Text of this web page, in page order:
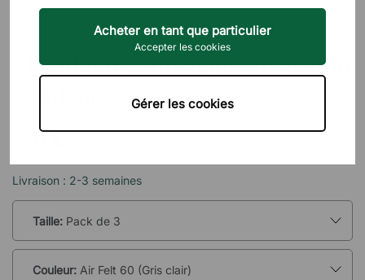
Acheter en tant que particulier
Accepter les cookies
Gérer les cookies
Absorbeur acoustique suspendu
175 €
Livraison : 2-3 semaines
Taille: Pack de 3
Couleur: Air Felt 60 (Gris clair)